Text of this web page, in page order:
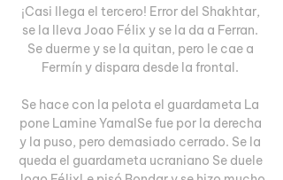
¡Casi llega el tercero! Error del Shakhtar,
se la lleva Joao Félix y se la da a Ferran.
Se duerme y se la quitan, pero le cae a
Fermín y dispara desde la frontal.
Se hace con la pelota el guardameta La
pone Lamine YamalSe fue por la derecha
y la puso, pero demasiado cerrado. Se la
queda el guardameta ucraniano Se duele